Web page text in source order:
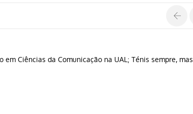
em Ciências da Comunicação na UAL; Ténis sempre, mas